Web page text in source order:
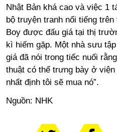
Nhật Bản khá cao và việc 1
bộ truyện tranh nổi tiếng
Boy được đấu giá tại thị
kì hiếm gặp. Một nhà sưu
giá đã nói trong tiếc nuối
thuật có thể trưng bày ở
nhất định tôi sẽ mua nó”.
Nguồn: NHK